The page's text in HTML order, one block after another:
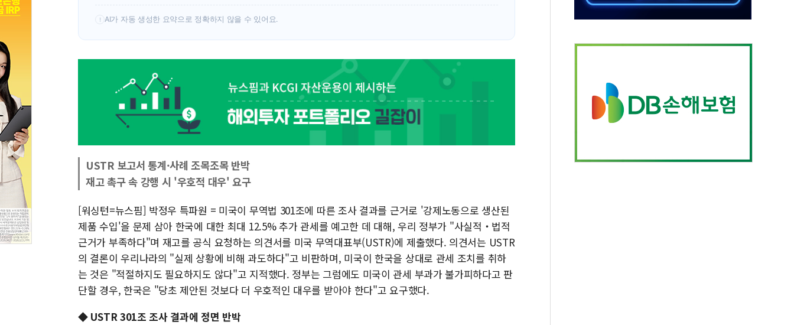
! AI가 자동 생성한 요약으로 정확하지 않을 수 있어요.
USTR 보고서 통계·사례 조목조목 반박
재고 촉구 속 강행 시 '우호적 대우' 요구
[워싱턴=뉴스핌] 박정우 특파원 = 미국이 무역법 301조에 따른 조사 결과를 근거로 '강제노동으로 생산된
제품 수입'을 문제 삼아 한국에 대한 최대 12.5% 추가 관세를 예고한 데 대해, 우리 정부가 "사실적‧법적
근거가 부족하다"며 재고를 공식 요청하는 의견서를 미국 무역대표부(USTR)에 제출했다. 의견서는 USTR
의 결론이 우리나라의 "실제 상황에 비해 과도하다"고 비판하며, 미국이 한국을 상대로 관세 조치를 취하
는 것은 "적절하지도 필요하지도 않다"고 지적했다. 정부는 그럼에도 미국이 관세 부과가 불가피하다고 판
단할 경우, 한국은 "당초 제안된 것보다 더 우호적인 대우를 받아야 한다"고 요구했다.
◆ USTR 301조 조사 결과에 정면 반박